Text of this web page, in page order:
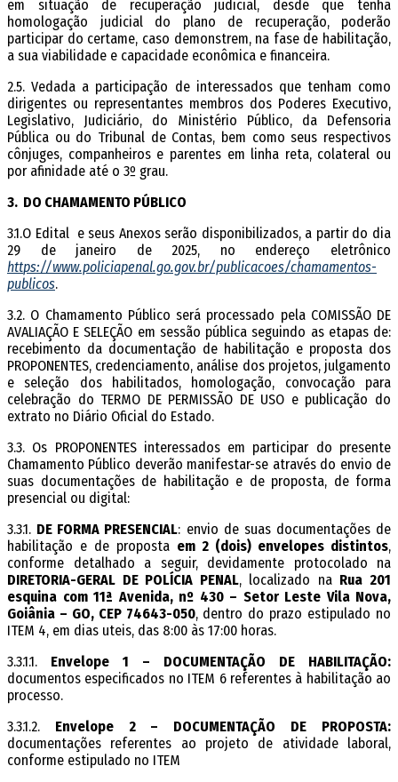
em situação de recuperação judicial, desde que tenha
homologação judicial do plano de recuperação, poderão
participar do certame, caso demonstrem, na fase de habilitação,
a sua viabilidade e capacidade econômica e financeira.
2.5. Vedada a participação de interessados que tenham como
dirigentes ou representantes membros dos Poderes Executivo,
Legislativo, Judiciário, do Ministério Público, da Defensoria
Pública ou do Tribunal de Contas, bem como seus respectivos
cônjuges, companheiros e parentes em linha reta, colateral ou
por afinidade até o 3º grau.
3. DO CHAMAMENTO PÚBLICO
3.1.O Edital e seus Anexos serão disponibilizados, a partir do dia
29 de janeiro de 2025, no endereço eletrônico
https://www.policiapenal.go.gov.br/publicacoes/chamamentos-
publicos.
3.2. O Chamamento Público será processado pela COMISSÃO DE
AVALIAÇÃO E SELEÇÃO em sessão pública seguindo as etapas de:
recebimento da documentação de habilitação e proposta dos
PROPONENTES, credenciamento, análise dos projetos, julgamento
e seleção dos habilitados, homologação, convocação para
celebração do TERMO DE PERMISSÃO DE USO e publicação do
extrato no Diário Oficial do Estado.
3.3. Os PROPONENTES interessados em participar do presente
Chamamento Público deverão manifestar-se através do envio de
suas documentações de habilitação e de proposta, de forma
presencial ou digital:
3.3.1. DE FORMA PRESENCIAL: envio de suas documentações de
habilitação e de proposta em 2 (dois) envelopes distintos,
conforme detalhado a seguir, devidamente protocolado na
DIRETORIA-GERAL DE POLÍCIA PENAL, localizado na Rua 201
esquina com 11ª Avenida, nº 430 – Setor Leste Vila Nova,
Goiânia – GO, CEP 74643-050, dentro do prazo estipulado no
ITEM 4, em dias uteis, das 8:00 às 17:00 horas.
3.3.1.1. Envelope 1 – DOCUMENTAÇÃO DE HABILITAÇÃO:
documentos especificados no ITEM 6 referentes à habilitação ao
processo.
3.3.1.2. Envelope 2 – DOCUMENTAÇÃO DE PROPOSTA:
documentações referentes ao projeto de atividade laboral,
conforme estipulado no ITEM